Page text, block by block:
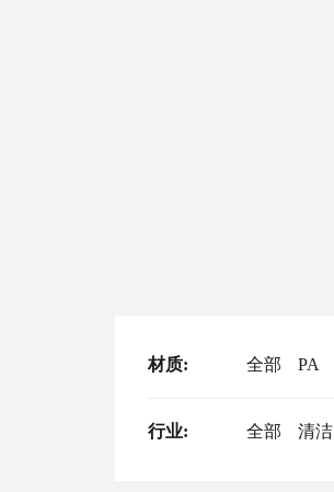
材质 全部 PA
行业 全部 清洁